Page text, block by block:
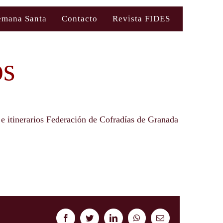
Santa Contacto Revista FIDES
itinerarios Federación de Cofradías de Granada
FacebookTwitterLinkedInWhatsAppCorreo